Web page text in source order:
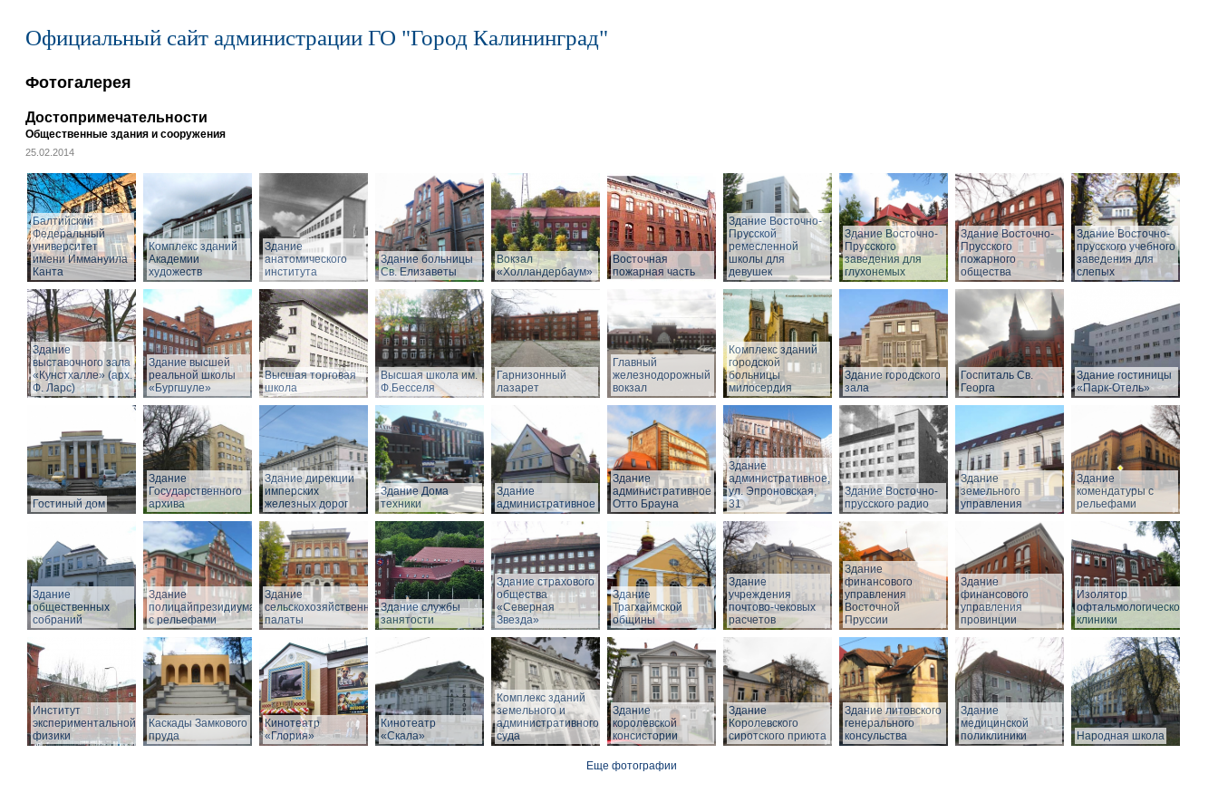
Официальный сайт администрации ГО "Город Калининград"
Фотогалерея
Достопримечательности
Общественные здания и сооружения
25.02.2014
Балтийский
Федеральный
университет
имени Иммануила
Канта
Комплекс зданий
Академии
художеств
Здание
анатомического
института
Здание больницы
Св. Елизаветы
Вокзал
«Холландербаум»
Восточная
пожарная часть
Здание Восточно-
Прусской
ремесленной
школы для
девушек
Здание Восточно-
Прусского
заведения для
глухонемых
Здание Восточно-
Прусского
пожарного
общества
Здание Восточно-
прусского учебного
заведения для
слепых
Здание
выставочного зала
«Кунстхалле» (арх.
Ф. Ларс)
Здание высшей
реальной школы
«Бургшуле»
Высшая торговая
школа
Высшая школа им.
Ф.Бесселя
Гарнизонный
лазарет
Главный
железнодорожный
вокзал
Комплекс зданий
городской
больницы
милосердия
Здание городского
зала
Госпиталь Св.
Георга
Здание гостиницы
«Парк-Отель»
Гостиный дом
Здание
Государственного
архива
Здание дирекции
имперских
железных дорог
Здание Дома
техники
Здание
административное
Здание
административное
Отто Брауна
Здание
административное,
ул. Эпроновская,
31
Здание Восточно-
прусского радио
Здание
земельного
управления
Здание
комендатуры с
рельефами
Здание
общественных
собраний
Здание
полицайпрезидиума
с рельефами
Здание
сельскохозяйственной
палаты
Здание службы
занятости
Здание страхового
общества
«Северная
Звезда»
Здание
Трагхаймской
общины
Здание
учреждения
почтово-чековых
расчетов
Здание
финансового
управления
Восточной
Пруссии
Здание
финансового
управления
провинции
Изолятор
офтальмологической
клиники
Институт
экспериментальной
физики
Каскады Замкового
пруда
Кинотеатр
«Глория»
Кинотеатр
«Скала»
Комплекс зданий
земельного и
административного
суда
Здание
королевской
консистории
Здание
Королевского
сиротского приюта
Здание литовского
генерального
консульства
Здание
медицинской
поликлиники
Народная школа
Еще фотографии